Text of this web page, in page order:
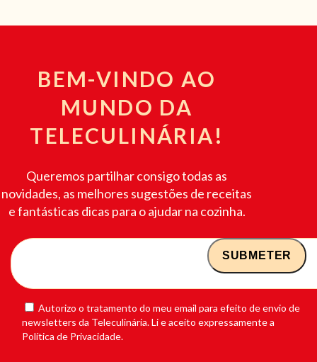
BEM-VINDO AO
MUNDO DA
TELECULINÁRIA!
Queremos partilhar consigo todas as
novidades, as melhores sugestões de receitas
e fantásticas dicas para o ajudar na cozinha.
Autorizo o tratamento do meu email para efeito de envio de
newsletters da Teleculinária. Li e aceito expressamente a
Política de Privacidade.